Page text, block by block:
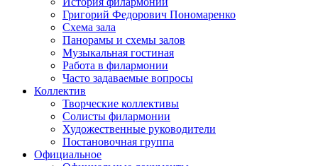
Григорий Федорович Пономаренко
Схема зала
Панорамы и схемы залов
Музыкальная гостиная
Работа в филармонии
Часто задаваемые вопросы
Коллектив
Творческие коллективы
Солисты филармонии
Художественные руководители
Постановочная группа
Официальное